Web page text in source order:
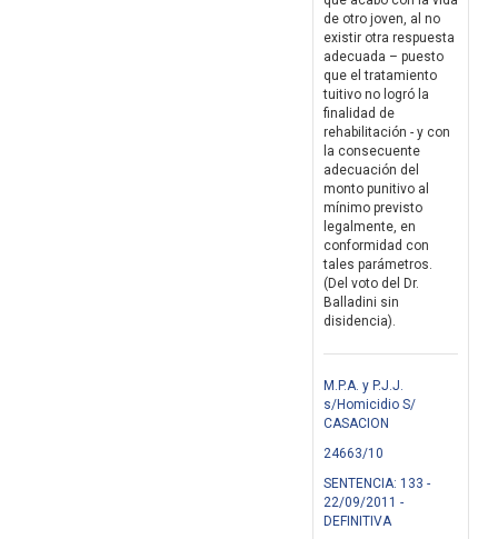
de otro joven, al no
existir otra respuesta
adecuada – puesto
que el tratamiento
tuitivo no logró la
finalidad de
rehabilitación - y con
la consecuente
adecuación del
monto punitivo al
mínimo previsto
legalmente, en
conformidad con
tales parámetros.
(Del voto del Dr.
Balladini sin
disidencia).
M.P.A. y P.J.J.
s/Homicidio S/
CASACION
24663/10
SENTENCIA: 133 -
22/09/2011 -
DEFINITIVA